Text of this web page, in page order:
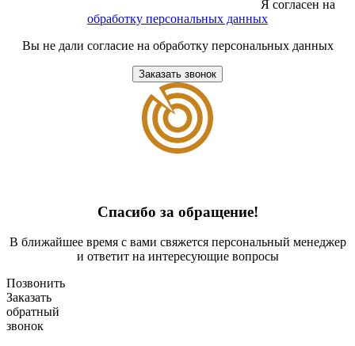
Я согласен на
обработку персональных данных
Вы не дали согласие на обработку персональных данных
Заказать звонок
Спасибо за обращение!
В ближайшее время с вами свяжется персональный менеджер
и ответит на интересующие вопросы
Позвонить
Заказать
обратный
звонок